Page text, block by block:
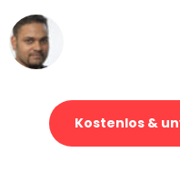
Kostenlos &